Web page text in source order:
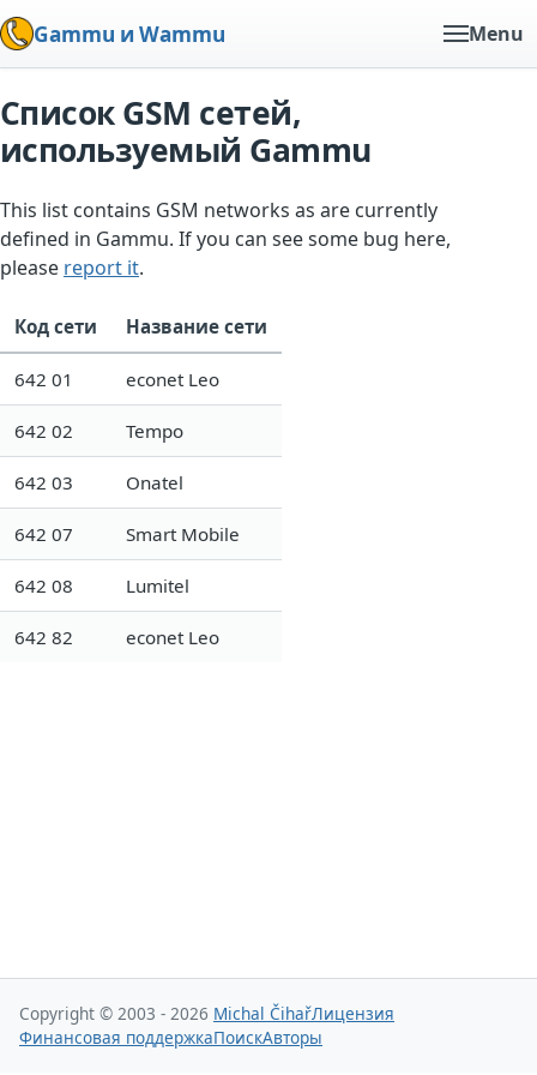
Gammu и Wammu Menu
Список GSM сетей,
используемый Gammu
This list contains GSM networks as are currently
defined in Gammu. If you can see some bug here,
please report it.
Код сети Название сети
642 01 econet Leo
642 02 Tempo
642 03 Onatel
642 07 Smart Mobile
642 08 Lumitel
642 82 econet Leo
Copyright © 2003 - 2026 Michal ČihařЛицензия
Финансовая поддержкаПоискАвторы